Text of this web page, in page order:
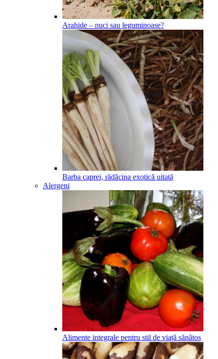
Arahide – nuci sau leguminoase?
Barba caprei, rădăcina exotică uitată
Alergeni
Alimente integrale pentru stil de viață sănătos